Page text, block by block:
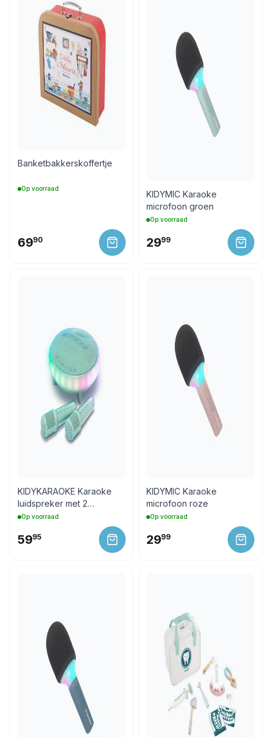
Banketbakkerskoffertje
Op voorraad
6990
KIDYMIC Karaoke
microfoon groen
Op voorraad
2999
KIDYKARAOKE Karaoke
luidspreker met 2
microfoons
Op voorraad
5995
KIDYMIC Karaoke
microfoon roze
Op voorraad
2999